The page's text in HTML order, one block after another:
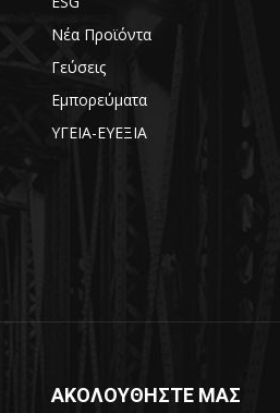
Νέα Προϊόντα
Γεύσεις
Εμπορεύματα
ΥΓΕΙΑ-ΕΥΕΞΙΑ
ΑΚΟΛΟΥΘΗΣΤΕ ΜΑΣ